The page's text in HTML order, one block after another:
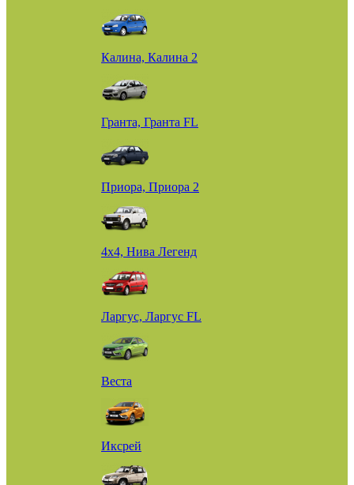
Калина, Калина 2
Гранта, Гранта FL
Приора, Приора 2
4х4, Нива Легенд
Ларгус, Ларгус FL
Веста
Иксрей